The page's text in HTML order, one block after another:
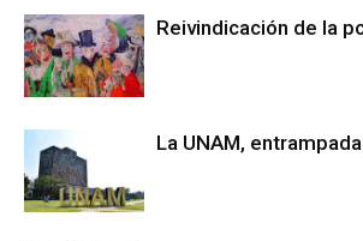
Reivindicación de la
La UNAM, entrampada